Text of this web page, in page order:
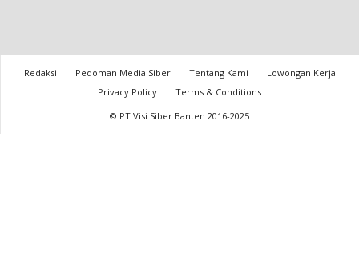
Redaksi Pedoman Media Siber Tentang Kami
Lowongan Kerja
Privacy Policy
Terms & Conditions
© PT Visi Siber Banten 2016-2025